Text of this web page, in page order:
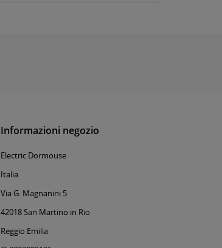
Informazioni negozio
Electric Dormouse
Italia
Via G. Magnanini 5
42018 San Martino in Rio
Reggio Emilia